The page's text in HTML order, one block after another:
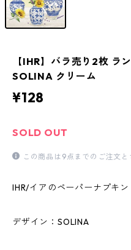
【IHR】バラ売り2枚 ラ
SOLINA クリーム
¥128
SOLD OUT
この商品は9点までのご注文と
IHR/イアのペーパーナプキン
デザイン：SOLINA